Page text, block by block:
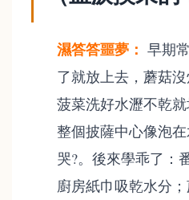
濕答答噩夢： 早期
了就放上去，蘑菇
菠菜洗好水瀝不乾
整個披薩中心像泡
哭?。後來學乖了：
廚房紙巾吸乾水分